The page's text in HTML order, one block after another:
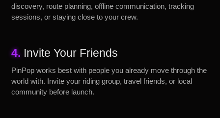
discovery, route planning, offline communication, tracking
sessions, or staying close to your crew.
4. Invite Your Friends
PinPop works best with people you already move through the
world with. Invite your riding group, travel friends, or local
community before launch.